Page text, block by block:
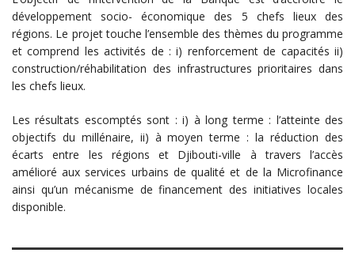
développement socio- économique des 5 chefs lieux des
régions. Le projet touche l’ensemble des thèmes du programme
et comprend les activités de : i) renforcement de capacités ii)
construction/réhabilitation des infrastructures prioritaires dans
les chefs lieux.
Les résultats escomptés sont : i) à long terme : l’atteinte des
objectifs du millénaire, ii) à moyen terme : la réduction des
écarts entre les régions et Djibouti-ville à travers l’accès
amélioré aux services urbains de qualité et de la Microfinance
ainsi qu’un mécanisme de financement des initiatives locales
disponible.